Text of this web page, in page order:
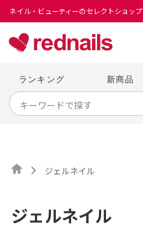
ネイル・ビューティーのセレクトショップ
ランキング 新商品
ジェルネイル
ジェルネイル